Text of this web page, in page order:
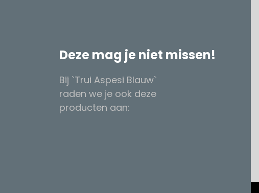
Deze mag je niet missen!
Bij `Trui Aspesi Blauw`
raden we je ook deze
producten aan: